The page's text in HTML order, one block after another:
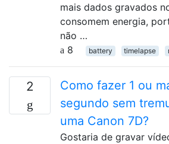
mais dados gravados
consomem energia,
não …
8
battery timelapse
2
Como fazer 1 ou
segundo sem
uma Canon 7D?
Gostaria de gravar